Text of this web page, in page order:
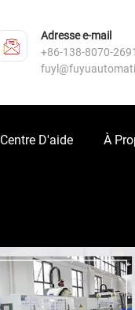
Adresse e-mail
+86-138-8070-2691
Centre D'aide À